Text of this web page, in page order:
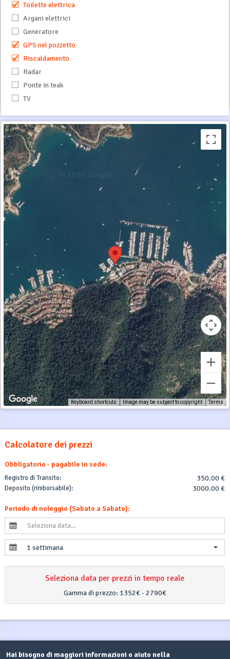
Toilette elettrica
Argani elettrici
Generatore
GPS nel pozzetto
Riscaldamento
Radar
Ponte in teak
TV
Keyboard shortcuts Image may be subject to copyright Terms
Calcolatore dei prezzi
Obbligatorio - pagabile in sede:
Registro di Transito: 350.00 €
Deposito (rimborsabile): 3000.00 €
Periodo di noleggio (Sabato a Sabato):
1 settimana
Seleziona data per prezzi in tempo reale
Gamma di prezzo: 1352€ - 2790€
Hai bisogno di maggiori informazioni o aiuto nella